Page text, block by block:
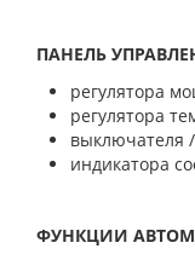
ПАНЕЛЬ
регулятора
регулятора
выключателя
индикатора
ФУНКЦИИ